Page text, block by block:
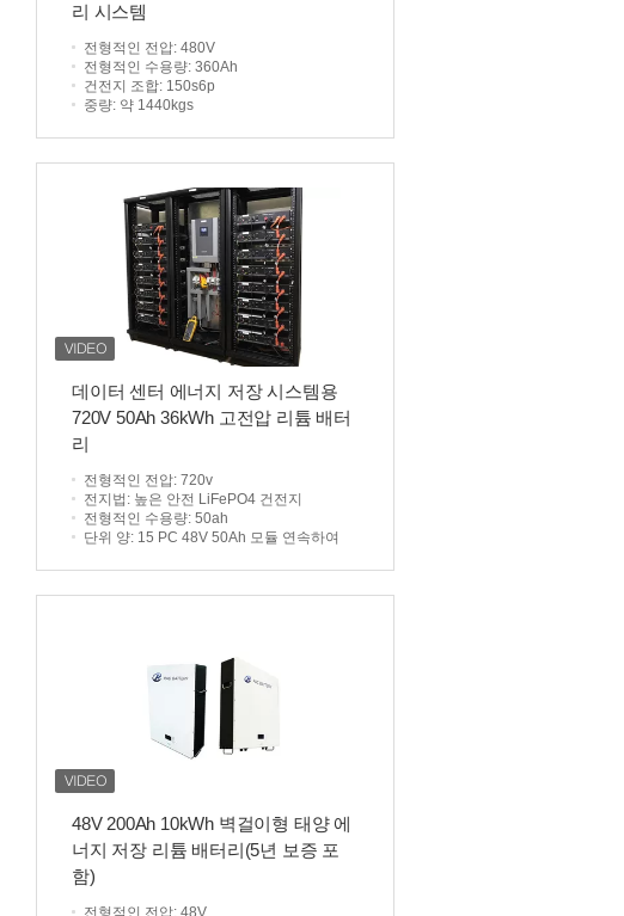
리 시스템
전형적인 전압: 480V
전형적인 수용량: 360Ah
건전지 조합: 150s6p
중량: 약 1440kgs
데이터 센터 에너지 저장 시스템용
720V 50Ah 36kWh 고전압 리튬 배터
리
전형적인 전압: 720v
전지법 : 높은 안전 LiFePO4 건전지
전형적인 수용량: 50ah
단위 양: 15 PC 48V 50Ah 모듈 연속하여
48V 200Ah 10kWh 벽걸이형 태양 에
너지 저장 리튬 배터리(5년 보증 포
함)
전형적인 전압: 48V